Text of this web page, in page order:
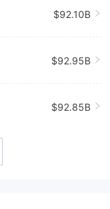
$92.10B
$92.95B
$92.85B